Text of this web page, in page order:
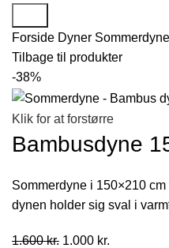
Forside Dyner
Tilbage til produkter
-38%
Klik for at forstørre
Bambusdyne
Sommerdyne i 150×210
dynen holder sig sval i
1.600kr. Den
1.000 kr.